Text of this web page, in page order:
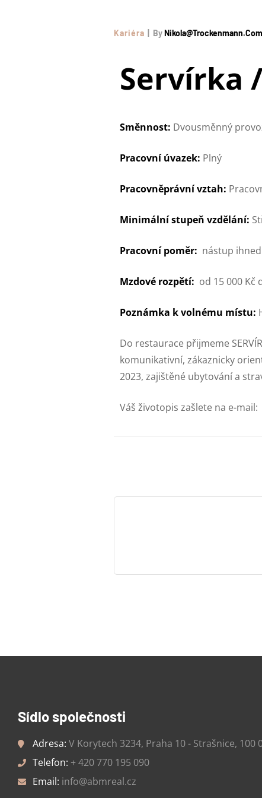
Kariéra ByNikola@trockenmann.com
Servírka
Směnnost: Dvousměnný
Pracovní úvazek: Plný
Pracovněprávní vztah:
Minimální stupeň vzdělání:
Pracovní poměr: nástup ihned
Mzdové rozpětí: od 15 000 Kč
Poznámka k volnému místu:
Do restaurace přijmeme
komunikativní, zákaznicky
2023, zajištěné ubytování a
Váš životopis zašlete na e-mail:
Sídlo společnosti
Adresa: V Korytech 3234, Praha 10 - Strašnice, 100
Telefon: + 420 770 195 090
Email: info@abmreal.cz